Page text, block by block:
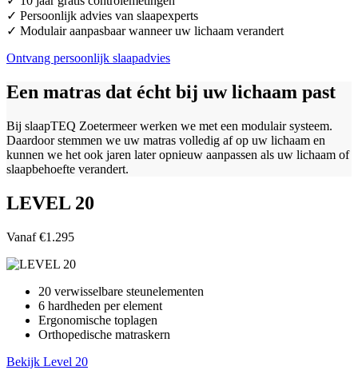
✓ Persoonlijk advies van slaapexperts
✓ Modulair aanpasbaar wanneer uw lichaam verandert
Ontvang persoonlijk slaapadvies
Een matras dat écht bij uw lichaam past
Bij slaapTEQ Zoetermeer werken we met een modulair systeem.
Daardoor stemmen we uw matras volledig af op uw lichaam en
kunnen we het ook jaren later opnieuw aanpassen als uw lichaam of
slaapbehoefte verandert.
LEVEL 20
Vanaf €1.295
20 verwisselbare steunelementen
6 hardheden per element
Ergonomische toplagen
Orthopedische matraskern
Bekijk Level 20